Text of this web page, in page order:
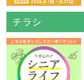
チラシ